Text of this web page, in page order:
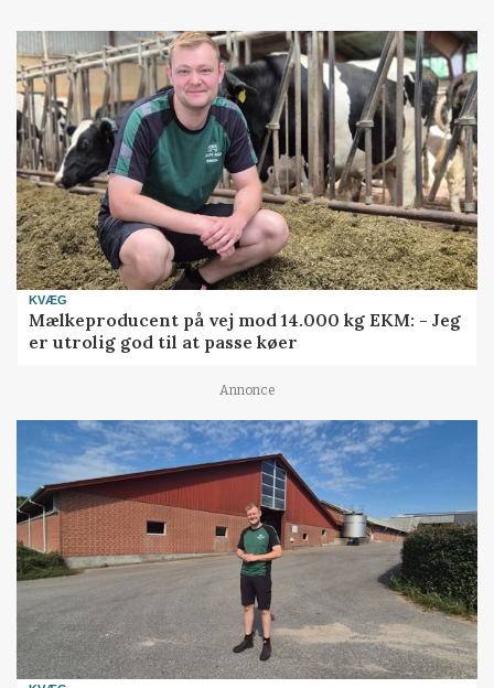
KVÆG
Mælkeproducent på vej mod 14.000 kg EKM: - Jeg
er utrolig god til at passe køer
Annonce